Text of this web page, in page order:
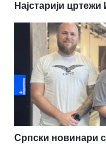
Најстарији
Српски новинари